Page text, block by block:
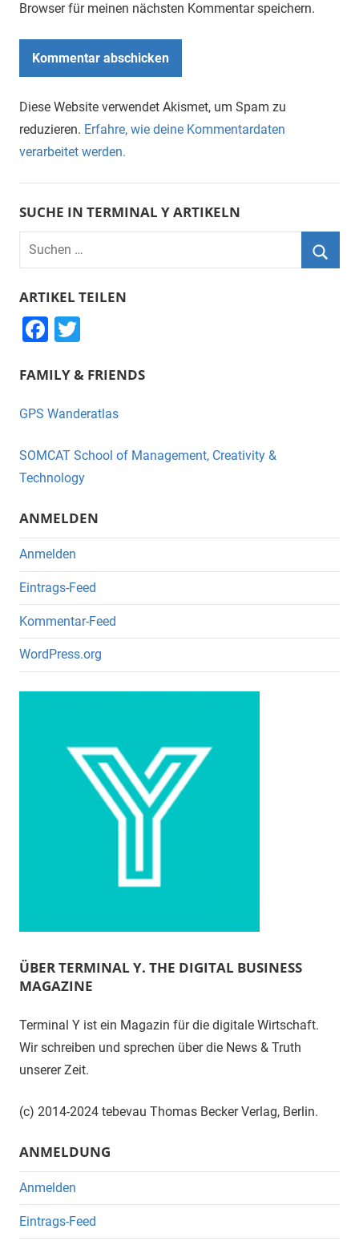
Browser für meinen nächsten Kommentar speichern.
Diese Website verwendet Akismet, um Spam zu
reduzieren. Erfahre, wie deine Kommentardaten
verarbeitet werden.
SUCHE IN TERMINAL Y ARTIKELN
Suchen
nach:
ARTIKEL TEILEN
F
c
e
o
o
k
tt
er
FAMILY & FRIENDS
GPS Wanderatlas
SOMCAT School of Management, Creativity &
Technology
ANMELDEN
Anmelden
Eintrags-Feed
Kommentar-Feed
WordPress.org
ÜBER TERMINAL Y. THE DIGITAL BUSINESS
MAGAZINE
Terminal Y ist ein Magazin für die digitale Wirtschaft.
Wir schreiben und sprechen über die News & Truth
unserer Zeit.
(c) 2014-2024 tebevau Thomas Becker Verlag, Berlin.
ANMELDUNG
Anmelden
Eintrags-Feed